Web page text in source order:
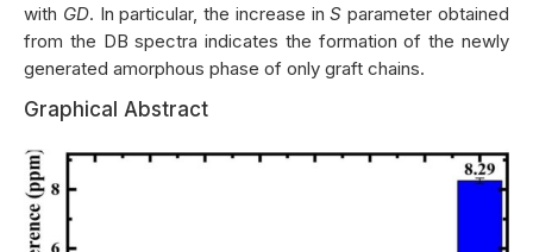
with GD. In particular, the increase inS parameter obtained
from the DB spectra indicates the formation of the newly
generated amorphous phase of only graft chains.
Graphical Abstract